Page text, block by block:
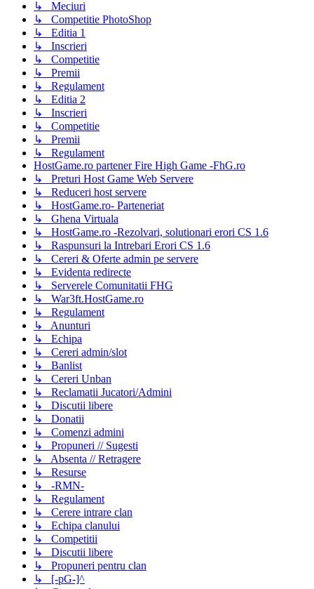
↳ Meciuri
↳ Competitie PhotoShop
↳ Editia 1
↳ Inscrieri
↳ Competitie
↳ Premii
↳ Regulament
↳ Editia 2
↳ Inscrieri
↳ Competitie
↳ Premii
↳ Regulament
HostGame.ro partener Fire High Game -FhG.ro
↳ Preturi Host Game Web Servere
↳ Reduceri host servere
↳ HostGame.ro- Parteneriat
↳ Ghena Virtuala
↳ HostGame.ro -Rezolvari, solutionari erori CS 1.6
↳ Raspunsuri la Intrebari Erori CS 1.6
↳ Cereri & Oferte admin pe servere
↳ Evidenta redirecte
↳ Serverele Comunitatii FHG
↳ War3ft.HostGame.ro
↳ Regulament
↳ Anunturi
↳ Echipa
↳ Cereri admin/slot
↳ Banlist
↳ Cereri Unban
↳ Reclamatii Jucatori/Admini
↳ Discutii libere
↳ Donatii
↳ Comenzi admini
↳ Propuneri // Sugesti
↳ Absenta // Retragere
↳ Resurse
↳ -RMN-
↳ Regulament
↳ Cerere intrare clan
↳ Echipa clanului
↳ Competitii
↳ Discutii libere
↳ Propuneri pentru clan
↳ [-pG-]^